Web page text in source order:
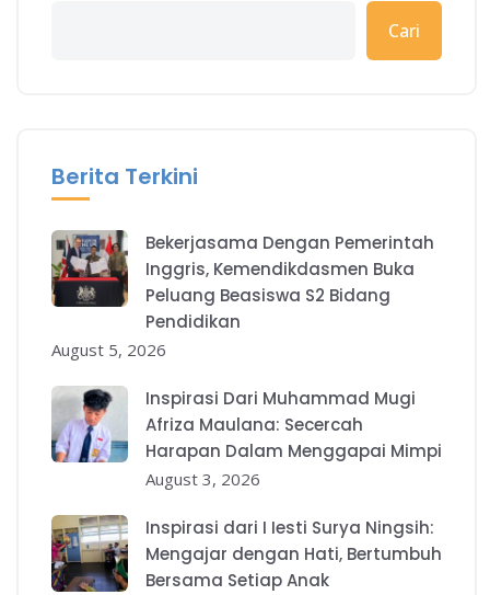
Cari
Berita Terkini
Bekerjasama Dengan Pemerintah
Inggris, Kemendikdasmen Buka
Peluang Beasiswa S2 Bidang
Pendidikan
August 5, 2026
Inspirasi Dari Muhammad Mugi
Afriza Maulana: Secercah
Harapan Dalam Menggapai Mimpi
August 3, 2026
Inspirasi dari I Iesti Surya Ningsih:
Mengajar dengan Hati, Bertumbuh
Bersama Setiap Anak